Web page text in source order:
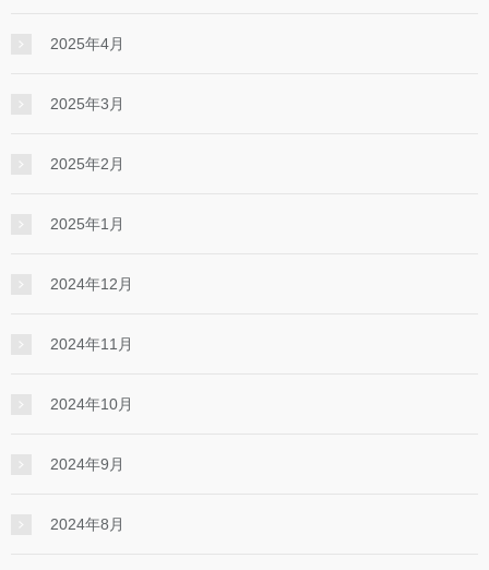
2025年4月
2025年3月
2025年2月
2025年1月
2024年12月
2024年11月
2024年10月
2024年9月
2024年8月